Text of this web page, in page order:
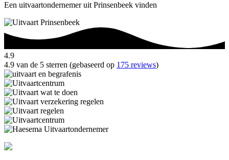
Een uitvaartondernemer uit Prinsenbeek vinden
4.9
4.9 van de 5 sterren (gebaseerd op 175 reviews)